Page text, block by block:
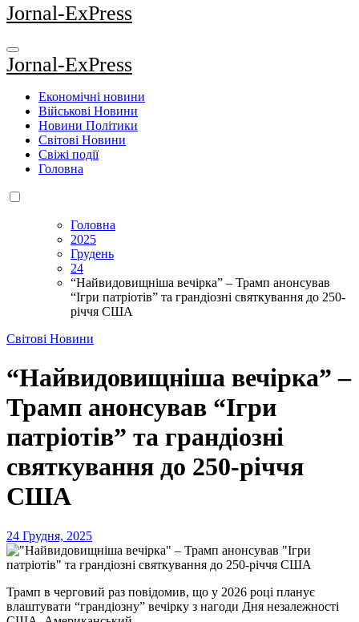
Jornal-ExPress
Jornal-ExPress
Економічні новини
Військові Новини
Новини Політики
Світові Новини
Свіжі події
Головна
Головна
2025
Грудень
24
“Найвидовищніша вечірка” – Трамп анонсував
“Ігри патріотів” та грандіозні святкування до 250-
річчя США
Світові Новини
“Найвидовищніша вечірка” –
Трамп анонсував “Ігри
патріотів” та грандіозні
святкування до 250-річчя
США
24 Грудня, 2025
Трамп в черговий раз повідомив, що у 2026 році планує
влаштувати “грандіозну” вечірку з нагоди Дня незалежності